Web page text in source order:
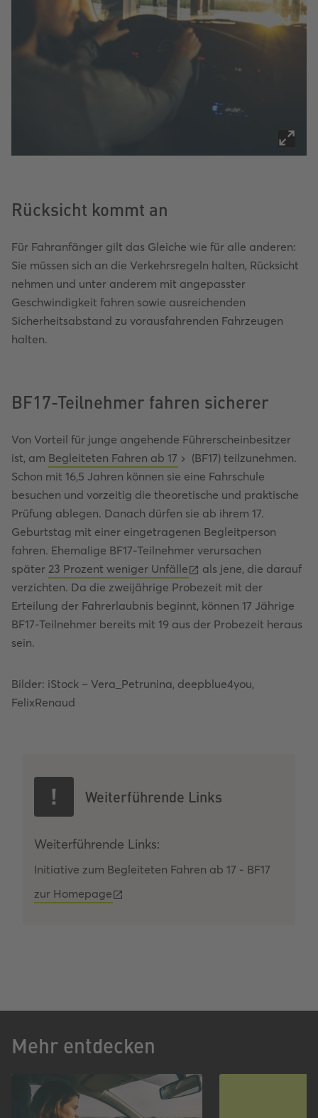
Rücksicht kommt an
Für Fahranfänger gilt das Gleiche wie für alle anderen:
Sie müssen sich an die Verkehrsregeln halten, Rücksicht
nehmen und unter anderem mit angepasster
Geschwindigkeit fahren sowie ausreichenden
Sicherheitsabstand zu vorausfahrenden Fahrzeugen
halten.
BF17-Teilnehmer fahren sicherer
Von Vorteil für junge angehende Führerscheinbesitzer
ist, am Begleiteten Fahren ab 17
(BF17) teilzunehmen.
Schon mit 16,5 Jahren können sie eine Fahrschule
besuchen und vorzeitig die theoretische und praktische
Prüfung ablegen. Danach dürfen sie ab ihrem 17.
Geburtstag mit einer eingetragenen Begleitperson
fahren. Ehemalige BF17-Teilnehmer verursachen
später 23 Prozent weniger Unfälle
als jene, die darauf
verzichten. Da die zweijährige Probezeit mit der
Erteilung der Fahrerlaubnis beginnt, können 17 Jährige
BF17-Teilnehmer bereits mit 19 aus der Probezeit heraus
sein.
Bilder: iStock – Vera_Petrunina, deepblue4you,
FelixRenaud
Weiterführende Links
Weiterführende Links:
Initiative zum Begleiteten Fahren ab 17 - BF17
zur Homepage
Mehr entdecken